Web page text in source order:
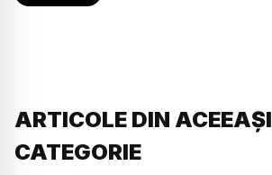
ARTICOLE DIN ACEEAȘI
CATEGORIE